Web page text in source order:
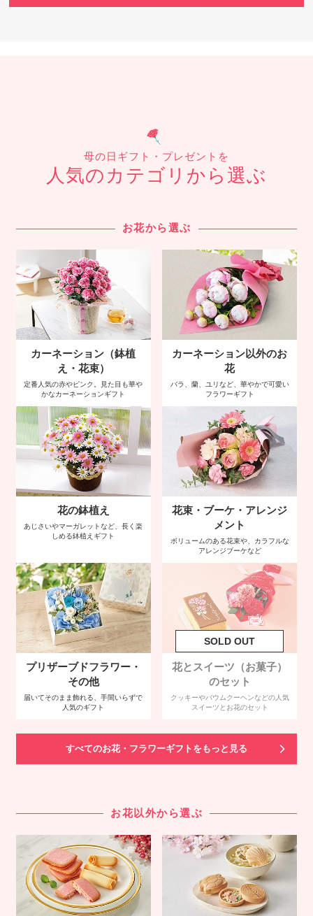
母の日ギフト・プレゼントを
人気のカテゴリから選ぶ
お花から選ぶ
カーネーション（鉢植
え・花束）
定番人気の赤やピンク。見た目も華や
かなカーネーションギフト
カーネーション以外のお
花
バラ、蘭、ユリなど、華やかで可愛い
フラワーギフト
花の鉢植え
あじさいやマーガレットなど、長く楽
しめる鉢植えギフト
花束・ブーケ・アレンジ
メント
ボリュームのある花束や、カラフルな
アレンジブーケなど
プリザーブドフラワー・
その他
届いてそのまま飾れる、手間いらずで
人気のギフト
花とスイーツ（お菓子）
のセット
クッキーやバウムクーヘンなどの人気
スイーツとお花のセット
すべてのお花・フラワーギフトをもっと見る
お花以外から選ぶ